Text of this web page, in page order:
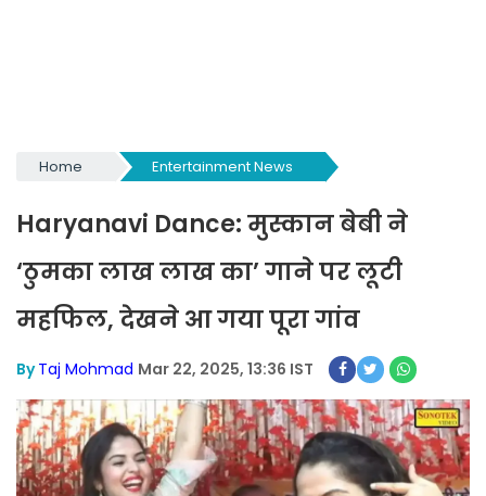
Home Entertainment News
Haryanavi Dance: मुस्कान बेबी ने
‘ठुमका लाख लाख का’ गाने पर लूटी
महफिल, देखने आ गया पूरा गांव
ByTaj Mohmad Mar 22, 2025, 13:36 IST